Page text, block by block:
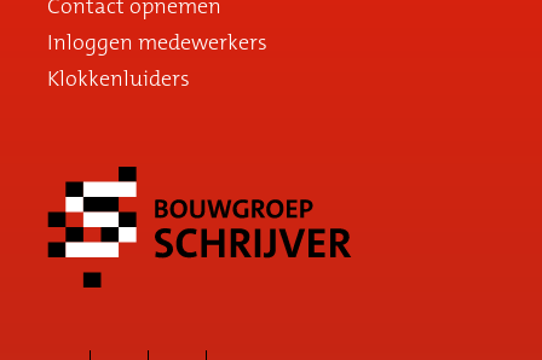
Contact opnemen
Inloggen medewerkers
Klokkenluiders